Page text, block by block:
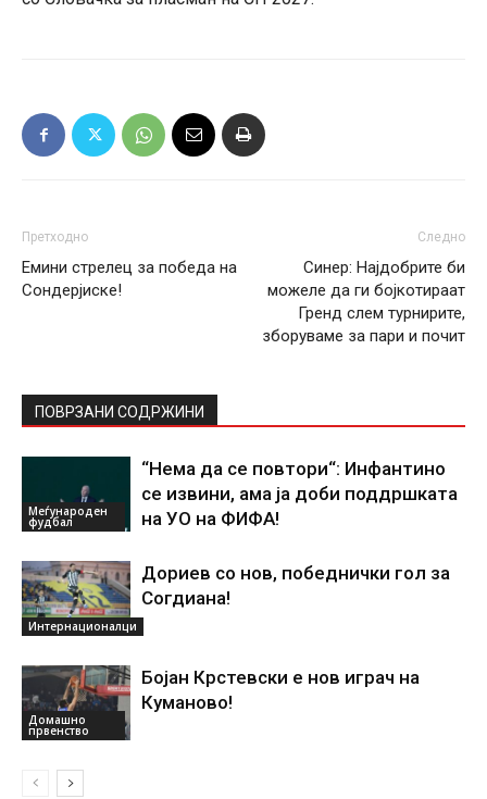
Претходно
Емини стрелец за победа на
Сондерјиске!
Следно
Синер: Најдобрите би
можеле да ги бојкотираат
Гренд слем турнирите,
зборуваме за пари и почит
ПОВРЗАНИ СОДРЖИНИ
Меѓународен
фудбал
“Нема да се повтори“: Инфантино
се извини, ама ја доби поддршката
на УО на ФИФА!
Интернационалци
Дориев со нов, победнички гол за
Согдиана!
Домашно
првенство
Бојан Крстевски е нов играч на
Куманово!